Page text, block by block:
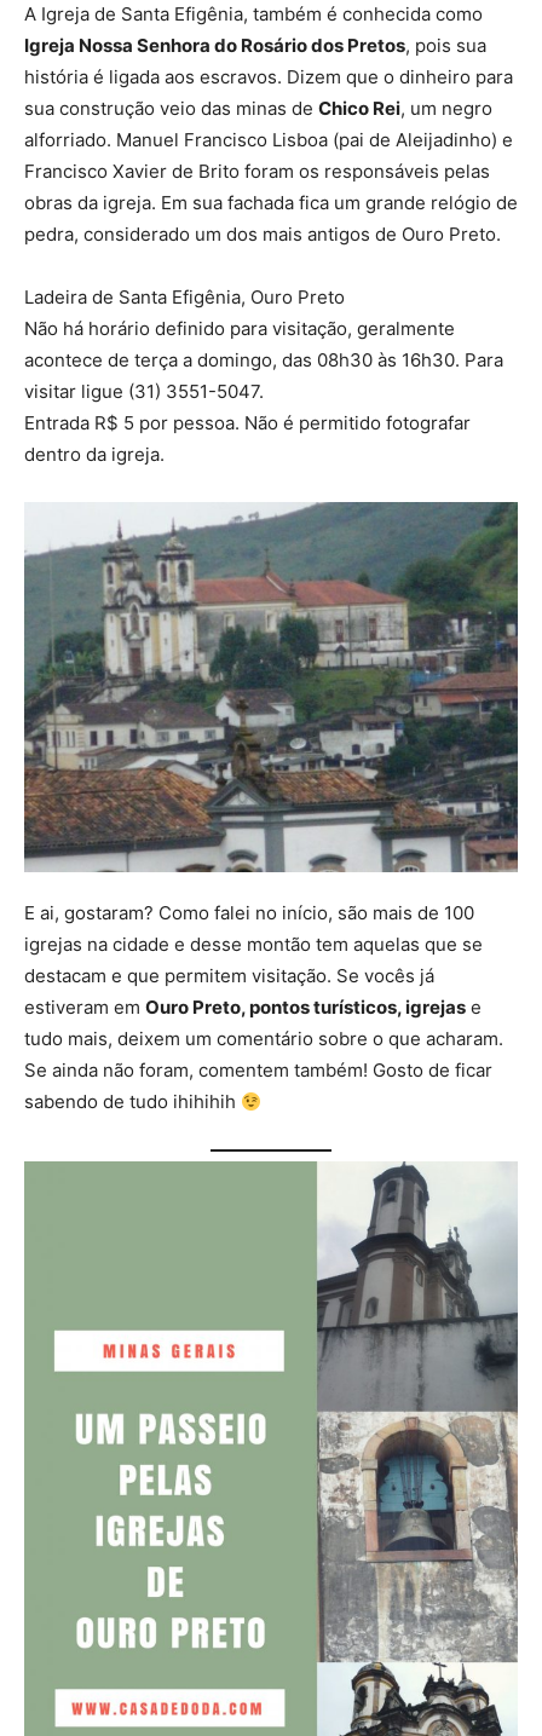
A Igreja de Santa Efigênia, também é conhecida como
Igreja Nossa Senhora do Rosário dos Pretos, pois sua
história é ligada aos escravos. Dizem que o dinheiro para
sua construção veio das minas de Chico Rei, um negro
alforriado. Manuel Francisco Lisboa (pai de Aleijadinho) e
Francisco Xavier de Brito foram os responsáveis pelas
obras da igreja. Em sua fachada fica um grande relógio de
pedra, considerado um dos mais antigos de Ouro Preto.
Ladeira de Santa Efigênia, Ouro Preto
Não há horário definido para visitação, geralmente
acontece de terça a domingo, das 08h30 às 16h30. Para
visitar ligue (31) 3551-5047.
Entrada R$ 5 por pessoa. Não é permitido fotografar
dentro da igreja.
E ai, gostaram? Como falei no início, são mais de 100
igrejas na cidade e desse montão tem aquelas que se
destacam e que permitem visitação. Se vocês já
estiveram em Ouro Preto, pontos turísticos, igrejas e
tudo mais, deixem um comentário sobre o que acharam.
Se ainda não foram, comentem também! Gosto de ficar
sabendo de tudo ihihihih